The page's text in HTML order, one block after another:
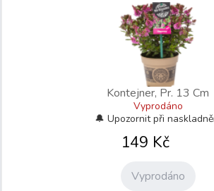
Kontejner, Pr. 13 Cm
Vyprodáno
149 Kč
Vyprodáno